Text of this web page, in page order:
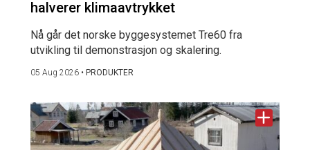
halverer klimaavtrykket
Nå går det norske byggesystemet Tre60 fra
utvikling til demonstrasjon og skalering.
05 Aug 2026 • PRODUKTER